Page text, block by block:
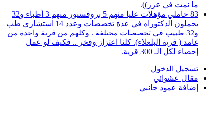
ما نمت في عرر)).
83 حاملي مؤهلات عليا منهم 5 بروفسيور منهم 3 أطباء و32
يحملون الدكتوراه في عدة تخصصات وعدد 14 استشاري طب
و32 طبيب في تخصصات مختلفة . وكلهم من قرية واحدة من
غامد ( قرية البلعلاء). كلنا اعتزاز وفخر .. فكيف لو عمل
إحصاء لكل الـ 300 قرية.
تسجيل الدخول
مقال عشوائي
إضافة عمود جانبي